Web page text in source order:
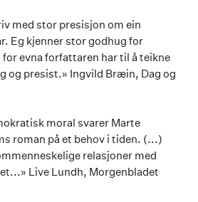
med stor presisjon om ein
Eg kjenner stor godhug for
evna forfattaren har til å teikne
og presist.» Ingvild Bræin, Dag og
moral svarer Marte
roman på et behov i tiden. (...)
relasjoner med
Live Lundh, Morgenbladet